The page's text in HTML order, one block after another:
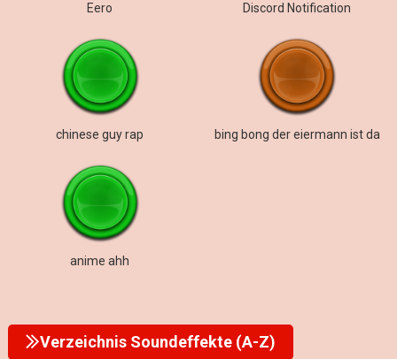
Eero Discord Notification
chinese guy rap bing bong der eiermann ist da
anime ahh
Verzeichnis Soundeffekte (A-Z)